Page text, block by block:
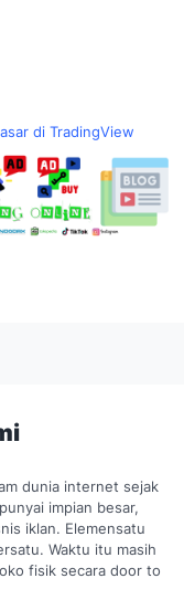
di TradingView
dunia internet sejak
impian besar,
iklan. Elemensatu
Waktu itu masih
fisik secara door to